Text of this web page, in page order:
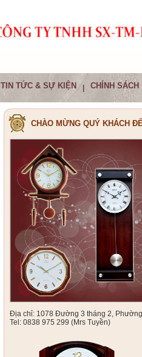
TIN TỨC & SỰ KIỆN CHÍNH SÁCH
CHÀO MỪNG QUÝ KHÁCH
Địa chỉ: 1078 Đường 3 tháng 2, Phường
Tel: 0838 975 299 (Mrs Tuyền)